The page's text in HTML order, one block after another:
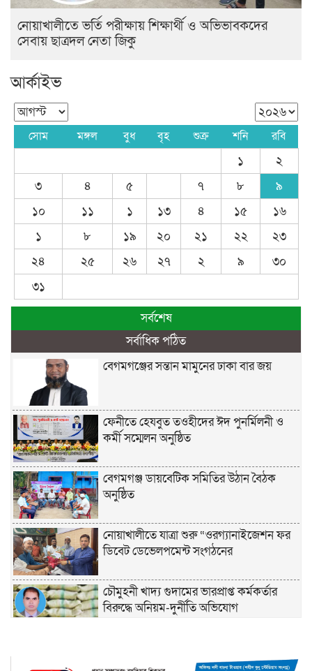
নোয়াখালীতে ভর্তি পরীক্ষায় শিক্ষার্থী ও অভিভাবকদের
সেবায় ছাত্রদল নেতা জিকু
আর্কাইভ
সোম মঙ্গল বুধ বৃহ শুক্র শনি রবি
১
২
৩
৪ ৫ ৭ ৮
৯
১০
১১ ১ ১৩ ৪ ১৫
১৬
১
৮ ১৯ ২০ ২১ ২২
২৩
২৪
২৫ ২৬ ২৭ ২ ৯
৩০
৩১
সর্বশেষ
সর্বাধিক পঠিত
বেগমগঞ্জের সন্তান মামুনের ঢাকা বার জয়
ফেনীতে হেযবুত তওহীদের ঈদ পুনর্মিলনী ও
কর্মী সম্মেলন অনুষ্ঠিত
বেগমগঞ্জ ডায়বেটিক সমিতির উঠান বৈঠক
অনুষ্ঠিত
নোয়াখালীতে যাত্রা শুরু “ওরগ্যানাইজেশন ফর
ডিবেট ডেভেলপমেন্ট সংগঠনের
চৌমুহনী খাদ্য গুদামের ভারপ্রাপ্ত কর্মকর্তার
বিরুদ্ধে অনিয়ম-দুর্নীতি অভিযোগ
বনভোজন অনুষ্ঠিত